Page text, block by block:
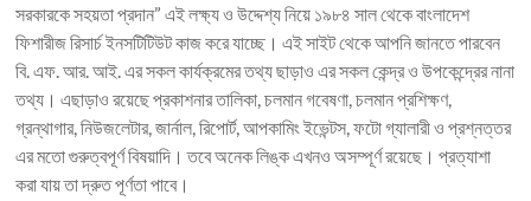
সরকারকে সহয়তা প্রদান” এই লক্ষ্য ও উদ্দেশ্য নিয়ে ১৯৮৪ সাল থেকে বাংলাদেশ
ফিশারীজ রিসার্চ ইনসটিটিউট কাজ করে যাচ্ছে। এই সাইট থেকে আপনি জানতে পারবেন
বি. এফ. আর. আই. এর সকল কার্যক্রমের তথ্য ছাড়াও এর সকল কেন্দ্র ও উপকেন্দ্রের নানা
তথ্য। এছাড়াও রয়েছে প্রকাশনার তালিকা, চলমান গবেষণা, চলমান প্রশিক্ষণ,
গ্রন্থাগার, নিউজলেটার, জার্নাল, রিপোর্ট, আপকামিং ইভেন্টস, ফটো গ্যালারী ও প্রশ্নত্তর
এর মতো গুরুত্বপূর্ণ বিষয়াদি। তবে অনেক লিঙ্ক এখনও অসম্পূর্ণ রয়েছে। প্রত্যাশা
করা যায় তা দ্রুত পূর্ণতা পাবে।